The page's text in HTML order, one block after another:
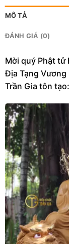
MÔ TẢ
ĐÁNH GIÁ (0)
Mời quý Phật tử
Địa Tạng
Trần Gia tôn tạo: